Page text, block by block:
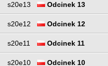
s20e13 Odcinek 13
s20e12 Odcinek 12
s20e11 Odcinek 11
s20e10 Odcinek 10